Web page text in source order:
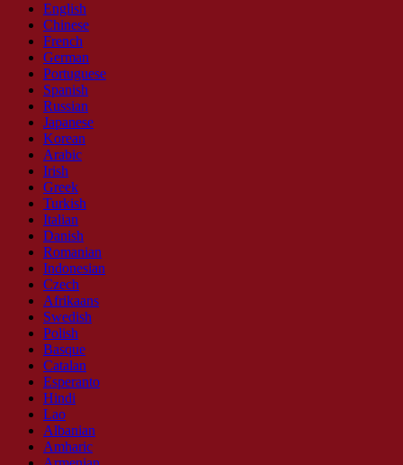
English
Chinese
French
German
Portuguese
Spanish
Russian
Japanese
Korean
Arabic
Irish
Greek
Turkish
Italian
Danish
Romanian
Indonesian
Czech
Afrikaans
Swedish
Polish
Basque
Catalan
Esperanto
Hindi
Lao
Albanian
Amharic